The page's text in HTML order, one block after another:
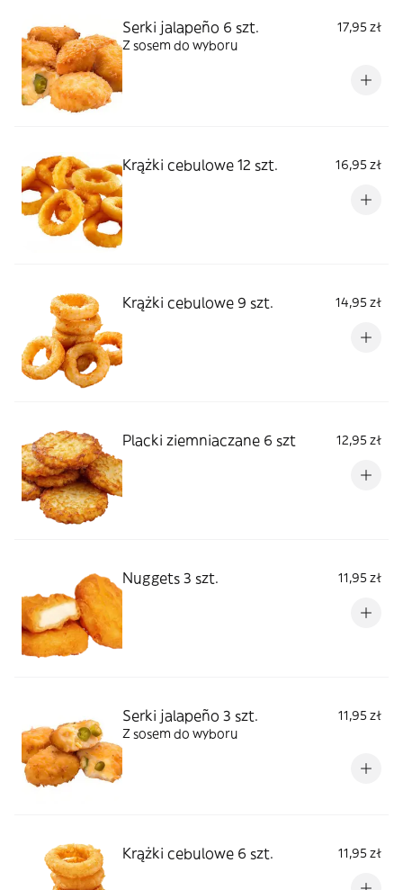
Serki jalapeño 6 szt.
17,95 zł
Z sosem do wyboru
Krążki cebulowe 12 szt. 16,95 zł
Krążki cebulowe 9 szt. 14,95 zł
Placki ziemniaczane 6 szt 12,95 zł
Nuggets 3 szt. 11,95 zł
Serki jalapeño 3 szt.
11,95 zł
Z sosem do wyboru
Krążki cebulowe 6 szt. 11,95 zł